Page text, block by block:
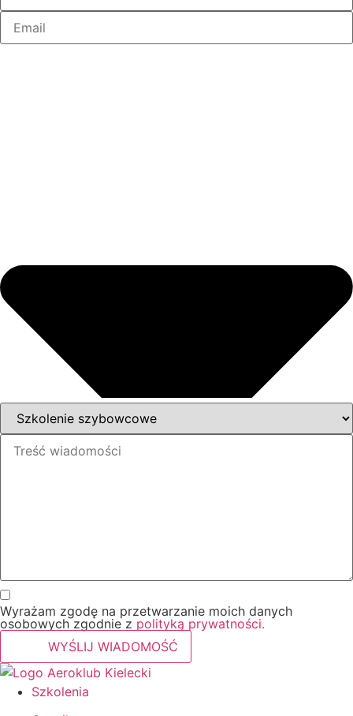
Wyrażam zgodę na przetwarzanie moich danych
osobowych zgodnie z polityką prywatności.
WYŚLIJ WIADOMOŚĆ
Szkolenia